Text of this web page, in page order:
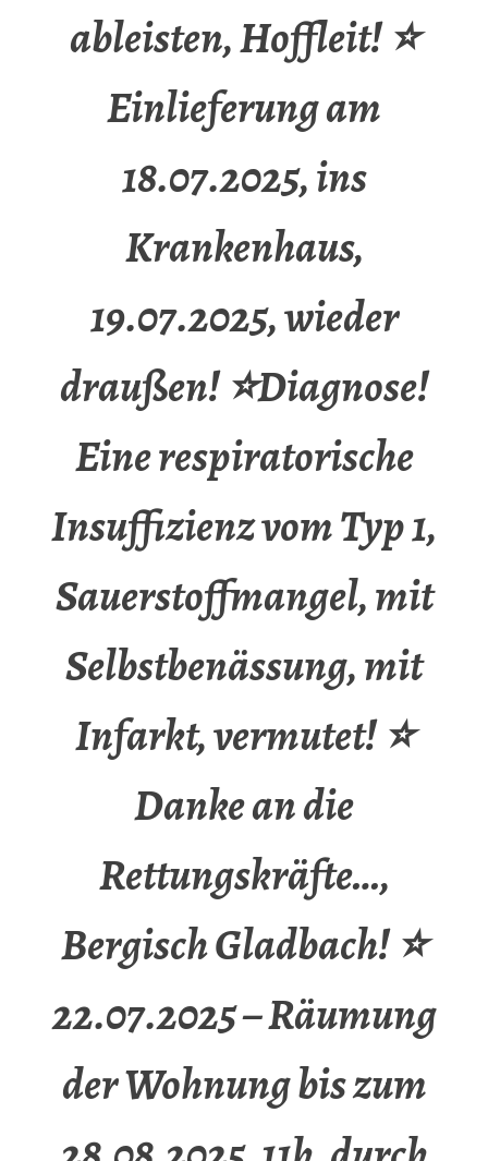
ableisten, Hoffleit! ⭐
Einlieferung am
18.07.2025, ins
Krankenhaus,
19.07.2025, wieder
draußen! ⭐Diagnose!
Eine respiratorische
Insuffizienz vom Typ 1,
Sauerstoffmangel, mit
Selbstbenässung, mit
Infarkt, vermutet! ⭐
Danke an die
Rettungskräfte…,
Bergisch Gladbach! ⭐
22.07.2025 – Räumung
der Wohnung bis zum